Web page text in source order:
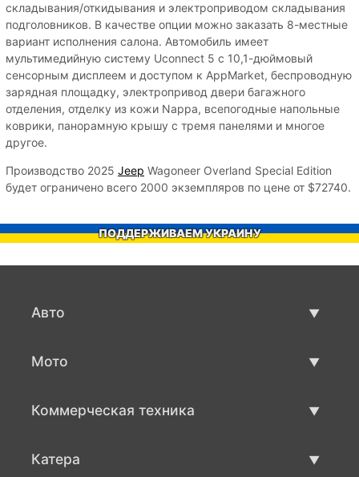
складывания/откидывания и электроприводом складывания
подголовников. В качестве опции можно заказать 8-местные
вариант исполнения салона. Автомобиль имеет
мультимедийную систему Uconnect 5 с 10,1-дюймовый
сенсорным дисплеем и доступом к AppMarket, беспроводную
зарядная площадку, электропривод двери багажного
отделения, отделку из кожи Nappa, всепогодные напольные
коврики, панорамную крышу с тремя панелями и многое
другое.
Производство 2025 Jeep Wagoneer Overland Special Edition
будет ограничено всего 2000 экземпляров по цене от $72740.
ПОДДЕРЖИВАЕМ УКРАИНУ
Авто
Мото
Коммерческая техника
Катера